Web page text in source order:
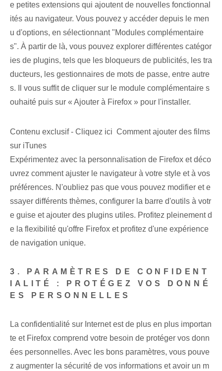
e ⁢petites ⁤extensions⁤ qui ajoutent⁣ de nouvelles fonctionnal
ités au navigateur. Vous pouvez y accéder depuis le men
u d'options, en sélectionnant "Modules complémentaire
s". À partir de là, vous pouvez explorer différentes catégor
ies de plugins, tels que les bloqueurs de publicités, les tra
ducteurs, les gestionnaires de mots de passe, entre autre
s. Il vous suffit de cliquer sur le module complémentaire s
ouhaité puis sur « Ajouter à Firefox » pour l'installer.
Contenu exclusif - Cliquez ici Comment ajouter des films
sur iTunes
Expérimentez avec la personnalisation de Firefox et déco
uvrez comment ajuster le navigateur à votre style et à vos
préférences. N'oubliez pas que vous pouvez modifier et e
ssayer différents thèmes, configurer la barre d'outils à votr
e guise et ajouter des plugins utiles. Profitez pleinement d
e la flexibilité qu'offre Firefox et profitez d'une expérience
de navigation unique.
3. PARAMÈTRES DE CONFIDENT
IALITÉ : PROTÉGEZ VOS DONNÉ
ES PERSONNELLES
La confidentialité sur Internet est de plus en plus importan
te et Firefox comprend votre besoin de protéger vos donn
ées personnelles. Avec les bons paramètres, vous pouve
z augmenter la sécurité de vos informations et avoir un m